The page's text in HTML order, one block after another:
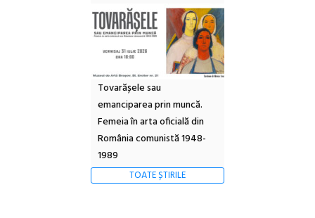
Tovarășele sau
emanciparea prin muncă.
Femeia în arta oficială din
România comunistă 1948-
1989
TOATE ȘTIRILE